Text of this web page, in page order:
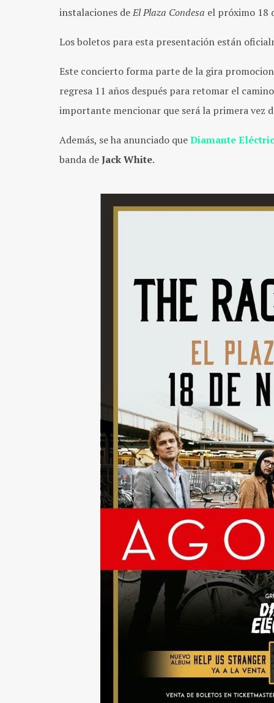
instalaciones deEl Plaza Condesa el próximo 18
Los boletos para esta presentación están
Este concierto forma parte de la gira
regresa 11 años después para retomar el
importante mencionar que será la primera vez
Además, se ha anunciado queDiamante
banda deJack White.